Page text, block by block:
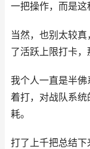
一把操作，而是这
当然，也别太较
了活跃上限打卡，
我个人一直是半
着打，对战队系
耗。
打了上千把总结